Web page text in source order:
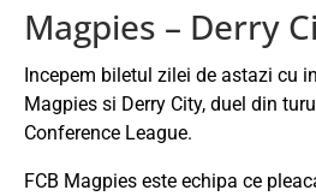
Magpies – Derry
Incepem biletul zilei de astazi cu
Magpies si Derry City, duel din
Conference League.
FCB Magpies este echipa ce